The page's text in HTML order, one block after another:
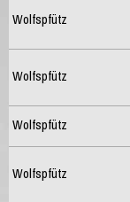
Wolfspfütz
Wolfspfütz
Wolfspfütz
Wolfspfütz